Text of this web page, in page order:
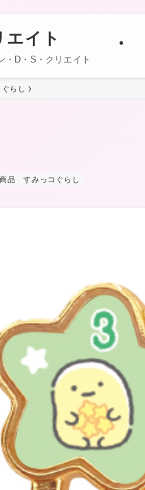
エイト
・D・S・クリエイト
らし
品 すみっコぐらし